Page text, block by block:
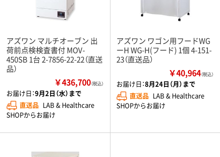
アズワン マルチオーブン 出
荷前点検検査書付 MOV-
450SB 1台 2-7856-22-22（直送
品）
￥436,700（税込）
お届け日：9月2日（水）まで
直送品 LAB & Healthcare
SHOPからお届け
アズワン ワゴン用フードWG
ーH WG-H(フード) 1個 4-151-
23（直送品）
￥40,964（税込）
お届け日：8月24日（月）まで
直送品 LAB & Healthcare
SHOPからお届け